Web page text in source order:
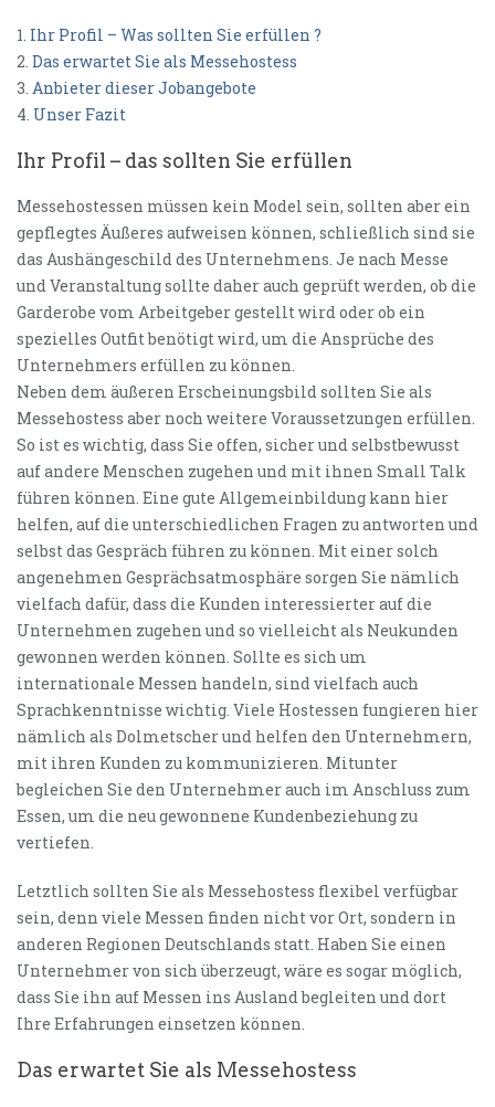
1. Ihr Profil – Was sollten Sie erfüllen ?
2. Das erwartet Sie als Messehostess
3. Anbieter dieser Jobangebote
4. Unser Fazit
Ihr Profil – das sollten Sie erfüllen
Messehostessen müssen kein Model sein, sollten aber ein
gepflegtes Äußeres aufweisen können, schließlich sind sie
das Aushängeschild des Unternehmens. Je nach Messe
und Veranstaltung sollte daher auch geprüft werden, ob die
Garderobe vom Arbeitgeber gestellt wird oder ob ein
spezielles Outfit benötigt wird, um die Ansprüche des
Unternehmers erfüllen zu können.
Neben dem äußeren Erscheinungsbild sollten Sie als
Messehostess aber noch weitere Voraussetzungen erfüllen.
So ist es wichtig, dass Sie offen, sicher und selbstbewusst
auf andere Menschen zugehen und mit ihnen Small Talk
führen können. Eine gute Allgemeinbildung kann hier
helfen, auf die unterschiedlichen Fragen zu antworten und
selbst das Gespräch führen zu können. Mit einer solch
angenehmen Gesprächsatmosphäre sorgen Sie nämlich
vielfach dafür, dass die Kunden interessierter auf die
Unternehmen zugehen und so vielleicht als Neukunden
gewonnen werden können. Sollte es sich um
internationale Messen handeln, sind vielfach auch
Sprachkenntnisse wichtig. Viele Hostessen fungieren hier
nämlich als Dolmetscher und helfen den Unternehmern,
mit ihren Kunden zu kommunizieren. Mitunter
begleichen Sie den Unternehmer auch im Anschluss zum
Essen, um die neu gewonnene Kundenbeziehung zu
vertiefen.
Letztlich sollten Sie als Messehostess flexibel verfügbar
sein, denn viele Messen finden nicht vor Ort, sondern in
anderen Regionen Deutschlands statt. Haben Sie einen
Unternehmer von sich überzeugt, wäre es sogar möglich,
dass Sie ihn auf Messen ins Ausland begleiten und dort
Ihre Erfahrungen einsetzen können.
Das erwartet Sie als Messehostess